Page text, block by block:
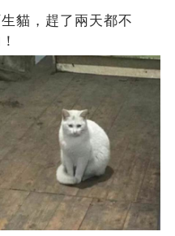
貓，趕了兩天都不